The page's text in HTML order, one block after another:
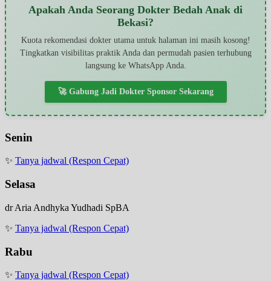
Apakah Anda Seorang Dokter Bedah Anak di
Bekasi?
Kuota rekomendasi dokter utama untuk halaman ini masih kosong!
Tingkatkan visibilitas praktik Anda dan permudah pasien terhubung
langsung ke WhatsApp Anda.
🚀 Gabung Jadi Dokter Sponsor Sekarang
Senin
✨ Tanya jadwal (Respon Cepat)
Selasa
dr Aria Andhyka Yudhadi SpBA
✨ Tanya jadwal (Respon Cepat)
Rabu
✨ Tanya jadwal (Respon Cepat)